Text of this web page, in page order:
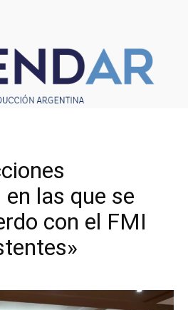
las que se
con el FMI